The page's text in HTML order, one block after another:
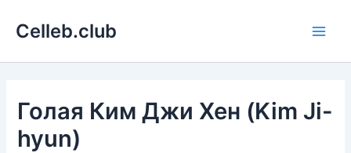
Celleb.club
Голая Ким Джи Хен (Kim Ji-
hyun)